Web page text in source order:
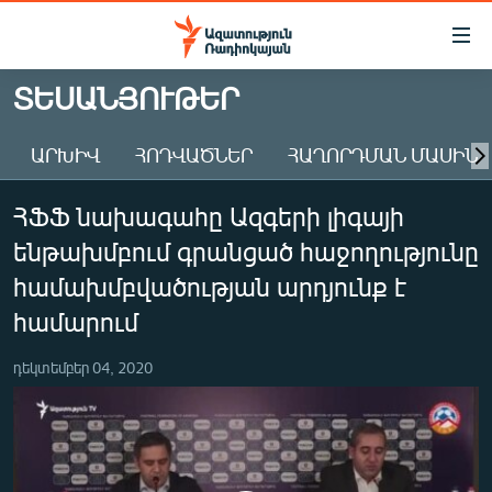
Մատչելիության
Անցնել
հիմնական
Անցնել
հիմնական
մենյուին
Որոնում
ԱԶԱՏՈՒԹՅՈՒՆ TV
ՀԱՅԱՍՏԱՆ
ԸՆՏՐՈՒԹՅՈՒՆՆԵՐ 2026
ԻՐԱՎՈՒՆՔ
ՀԱՍԱՐԱԿՈՒԹՅՈՒՆ
ՂԱՐԱԲԱՂ
ՊԱՏԵՐԱԶՄԻ 6 ՇԱԲԱԹՆԵՐԸ
ՏԱՐԱԾԱՇՐՋԱՆ
ՏԵՍԱՆՅՈՒԹԵՐ
ԱՐԽԻՎ ՀՈԴՎԱԾՆԵՐ ՀԱՂՈՐԴՄԱՆ ՄԱՍԻՆ
ՀՖՖ նախագահը Ազգերի լիգայի
ենթախմբում գրանցած հաջողությունը
համախմբվածության արդյունք է
համարում
դեկտեմբեր 04, 2020